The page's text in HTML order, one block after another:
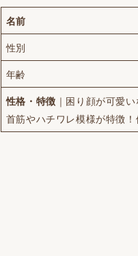
名前
性別
年齢
性格・特徴 ｜困り顔が可愛
首筋やハチワレ模様が特徴